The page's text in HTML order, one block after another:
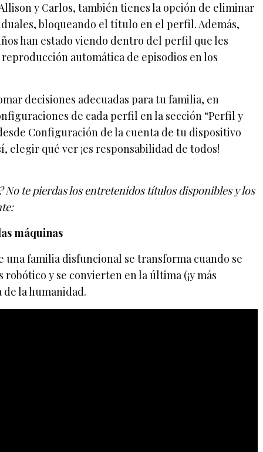
y Carlos, también tienes la opción de eliminar
bloqueando el título en el perfil. Además,
han estado viendo dentro del perfil que les
automática de episodios en los
decisiones adecuadas para tu familia, en
de cada perfil en la sección “Perfil y
Configuración de la cuenta de tu dispositivo
elegir qué ver ¡es responsabilidad de todos!
No te pierdas los entretenidos títulos disponibles y los
máquinas
una familia disfuncional se transforma cuando se
y se convierten en la última (¡y más
la humanidad.